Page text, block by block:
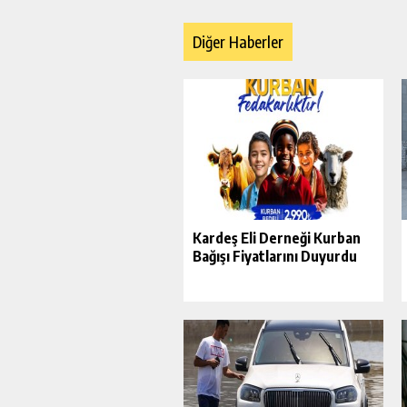
Diğer Haberler
Kardeş Eli Derneği Kurban
Bağışı Fiyatlarını Duyurdu